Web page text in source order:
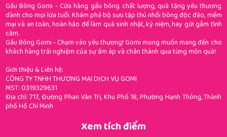
Gấu Bông Gomi - Cửa hàng gấu bông chất lượng, quà tặng yêu thương
dành cho mọi lứa tuổi. Khám phá bộ sưu tập thú nhồi bông độc đáo, mềm
mại và an toàn, hoàn hảo để làm quà sinh nhật, kỷ niệm, hay gửi gắm tình
cảm.
Gấu Bông Gomi - Chạm vào yêu thương! Gomi mong muốn mang đến cho
khách hàng trải nghiệm của sự ấm áp và chân thành qua từng món quà!
Giới thiệu & Liên hệ:
CÔNG TY TNHH THƯƠNG MẠI DỊCH VỤ GOMI
MST: 0319329631
Địa chỉ: 717, Đường Phan Văn Trị, Khu Phố 18, Phường Hạnh Thông, Thành
phố Hồ Chí Minh
Xem tích điểm